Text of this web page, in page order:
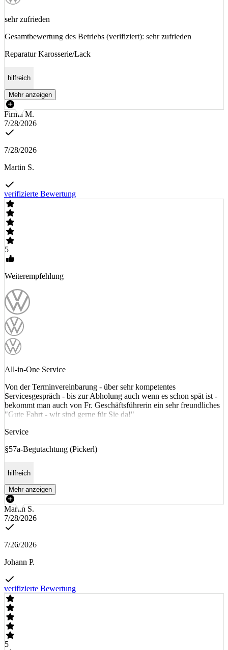
sehr zufrieden
Gesamtbewertung des Betriebs (verifiziert): sehr zufrieden
Reparatur Karosserie/Lack
hilfreich
Mehr anzeigen
Firma M.
7/28/2026
7/28/2026
Martin S.
verifizierte Bewertung
5
Weiterempfehlung
All-in-One Service
Von der Terminvereinbarung - über sehr kompetentes
Servicesgespräch - bis zur Abholung auch wenn es schon spät ist -
bekommt man auch von Fr. Geschäftsführerin ein sehr freundliches
"Gute Fahrt - wir sind gerne für Sie da!"
Service
§57a-Begutachtung (Pickerl)
hilfreich
Mehr anzeigen
Martin S.
7/28/2026
7/26/2026
Johann P.
verifizierte Bewertung
5